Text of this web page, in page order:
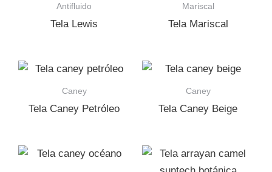
Antifluido
Tela Lewis
Mariscal
Tela Mariscal
Caney
Tela Caney Petróleo
Caney
Tela Caney Beige